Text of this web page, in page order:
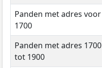
Panden met adres voor
1700
Panden met adres 1700
tot 1900